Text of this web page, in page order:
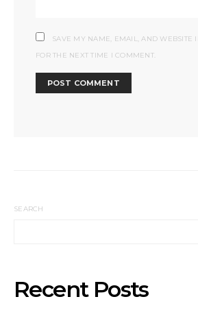
SAVE MY NAME, EMAIL, AND WEBSITE
FOR THE NEXT TIME I COMMENT.
SEARCH
Recent Posts